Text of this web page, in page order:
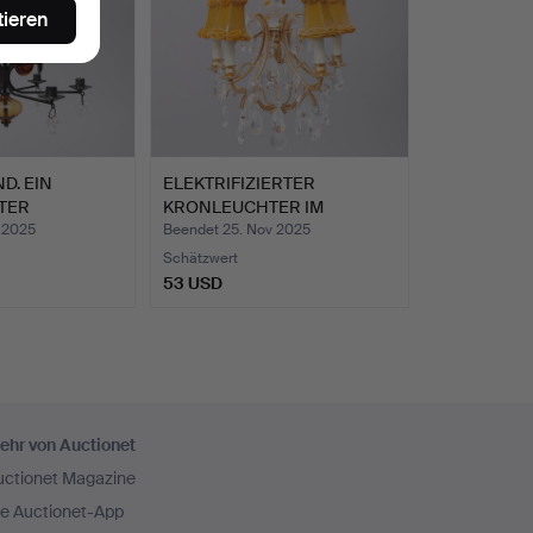
EIN
ELEKTRIFIZIERTER
KRONLEUCHTER IM
BAROCKSTI…
Beendet 25. Nov 2025
Schätzwert
53 USD
von Auctionet
Magazine
Auctionet-App